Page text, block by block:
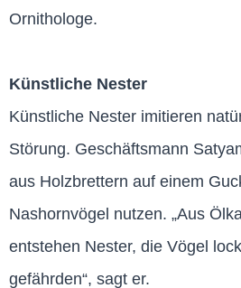
Ornithologe.
Künstliche Nester
Künstliche Nester imitieren
Störung. Geschäftsmann
aus Holzbrettern auf einem
Nashornvögel nutzen. „Aus
entstehen Nester, die Vögel
gefährden“, sagt er.